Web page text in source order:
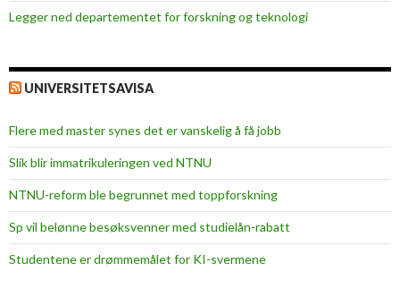
g
g
l
i
d
e
n
s
Legger ned departementet for forskning og teknologi
UNIVERSITETSAVISA
Flere med master synes det er vanskelig å få jobb
Slik blir immatrikuleringen ved NTNU
NTNU-reform ble begrunnet med toppforskning
Sp vil belønne besøksvenner med studielån-rabatt
Studentene er drømmemålet for KI-svermene